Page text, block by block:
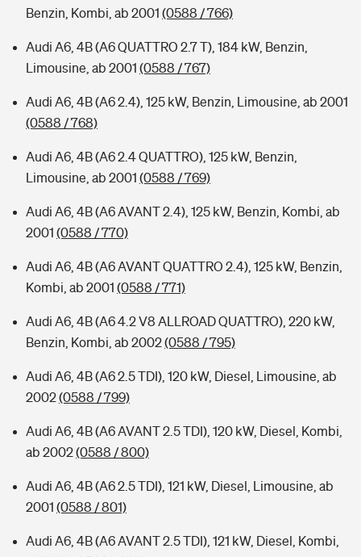
Benzin, Kombi, ab 2001 (0588 / 766)
Audi A6, 4B (A6 QUATTRO 2.7 T), 184 kW, Benzin,
Limousine, ab 2001 (0588 / 767)
Audi A6, 4B (A6 2.4), 125 kW, Benzin, Limousine, ab 2001
(0588 / 768)
Audi A6, 4B (A6 2.4 QUATTRO), 125 kW, Benzin,
Limousine, ab 2001 (0588 / 769)
Audi A6, 4B (A6 AVANT 2.4), 125 kW, Benzin, Kombi, ab
2001 (0588 / 770)
Audi A6, 4B (A6 AVANT QUATTRO 2.4), 125 kW, Benzin,
Kombi, ab 2001 (0588 / 771)
Audi A6, 4B (A6 4.2 V8 ALLROAD QUATTRO), 220 kW,
Benzin, Kombi, ab 2002(0588 / 795)
Audi A6, 4B (A6 2.5 TDI), 120 kW, Diesel, Limousine, ab
2002(0588 / 799)
Audi A6, 4B (A6 AVANT 2.5 TDI), 120 kW, Diesel, Kombi,
ab 2002(0588 / 800)
Audi A6, 4B (A6 2.5 TDI), 121 kW, Diesel, Limousine, ab
2001 (0588 / 801)
Audi A6, 4B (A6 AVANT 2.5 TDI), 121 kW, Diesel, Kombi,